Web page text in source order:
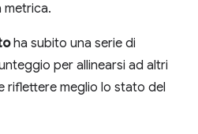
metrica.
ha subito una serie di
per allinearsi ad altri
riflettere meglio lo stato del